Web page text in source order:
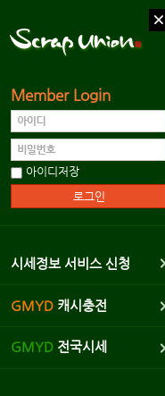
Member Login
아이디저장
시세정보 서비스 신청
GMYD 캐시충전
GMYD 전국시세
고객센터
공지사항
운영자 1:1 Q&A
광고협력업체문의
버그신고리포트